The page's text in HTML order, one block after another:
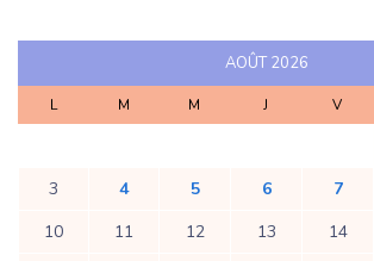
AOÛT 2026
L M M J V
3
4 5 6 7
10
11 12 13 14